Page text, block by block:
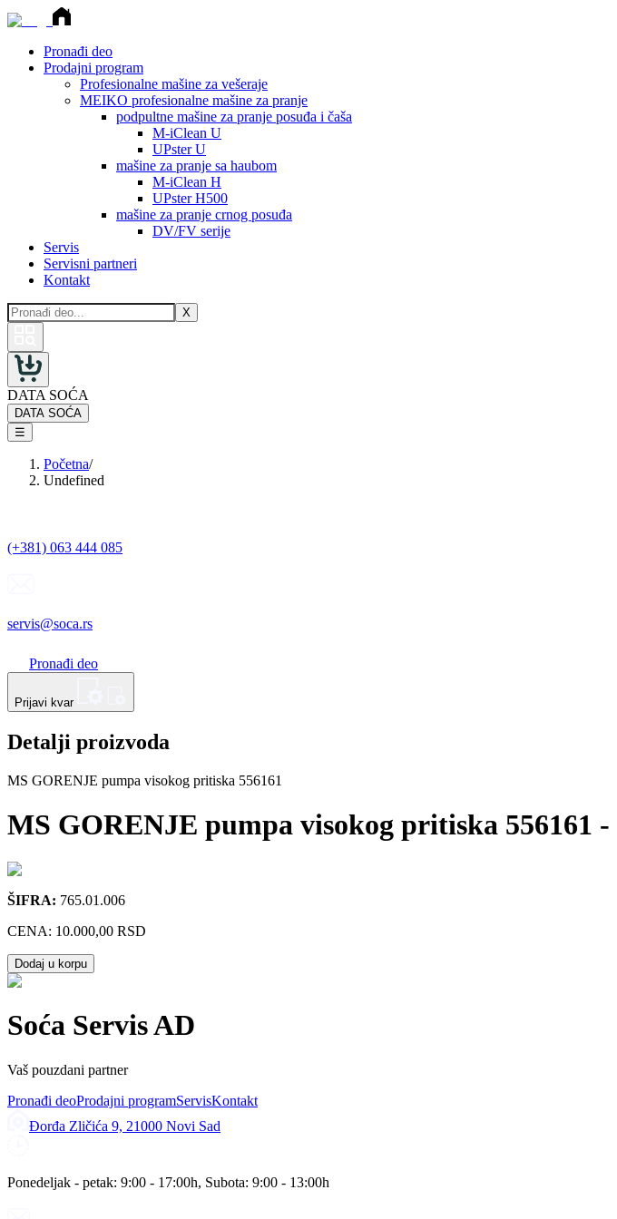
Pronađi deo
Prodajni program
Profesionalne mašine za vešeraje
MEIKO profesionalne mašine za pranje
podpultne mašine za pranje posuđa i čaša
M-iClean U
UPster U
mašine za pranje sa haubom
M-iClean H
UPster H500
mašine za pranje crnog posuđa
DV/FV serije
Servis
Servisni partneri
Kontakt
X
DATA SOĆA
DATA SOĆA
☰
Početna/
Undefined
(+381) 063 444 085
servis@soca.rs
Pronađi deo
Prijavi kvar
Detalji proizvoda
MS GORENJE pumpa visokog pritiska 556161
MS GORENJE pumpa visokog pritiska 556161 -
ŠIFRA: 765.01.006
CENA: 10.000,00 RSD
Dodaj u korpu
Soća Servis AD
Vaš pouzdani partner
Pronađi deoProdajni programServisKontakt
Đorđa Zličića 9, 21000 Novi Sad
Ponedeljak - petak: 9:00 - 17:00h, Subota: 9:00 - 13:00h